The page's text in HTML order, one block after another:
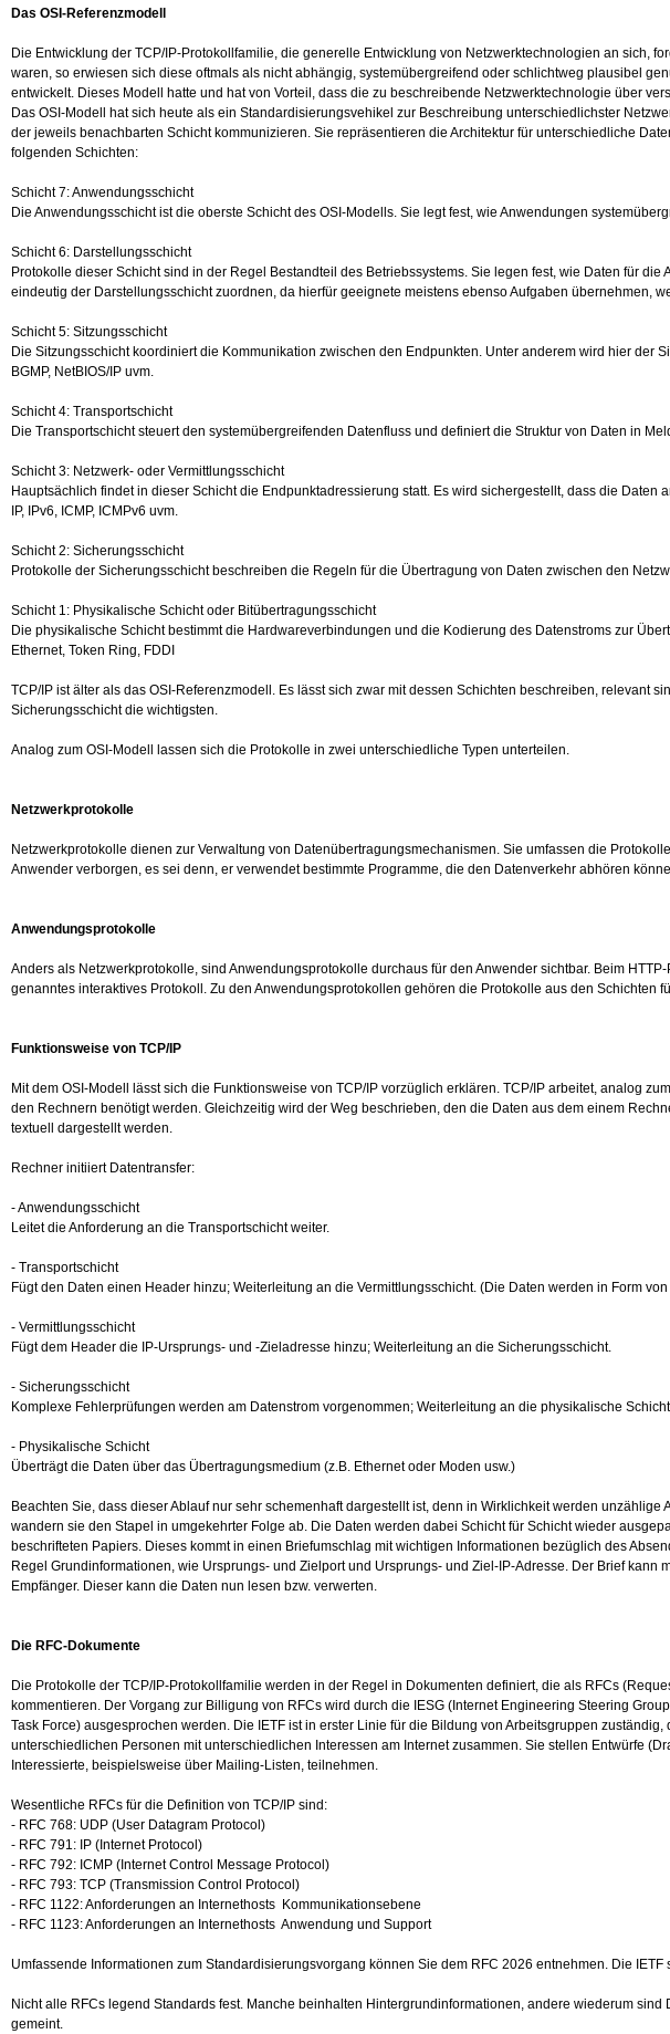
Das OSI-Referenzmodell
Die Entwicklung der TCP/IP-Protokollfamilie, die generelle Entwicklung von Netzwerktechnologien an sich,
waren, so erwiesen sich diese oftmals als nicht abhängig, systemübergreifend oder schlichtweg plausibel
entwickelt. Dieses Modell hatte und hat von Vorteil, dass die zu beschreibende Netzwerktechnologie über
Das OSI-Modell hat sich heute als ein Standardisierungsvehikel zur Beschreibung unterschiedlichster
der jeweils benachbarten Schicht kommunizieren. Sie repräsentieren die Architektur für unterschiedliche
folgenden Schichten:
Schicht 7: Anwendungsschicht
Die Anwendungsschicht ist die oberste Schicht des OSI-Modells. Sie legt fest, wie Anwendungen
Schicht 6: Darstellungsschicht
Protokolle dieser Schicht sind in der Regel Bestandteil des Betriebssystems. Sie legen fest, wie Daten für
eindeutig der Darstellungsschicht zuordnen, da hierfür geeignete meistens ebenso Aufgaben übernehmen,
Schicht 5: Sitzungsschicht
Die Sitzungsschicht koordiniert die Kommunikation zwischen den Endpunkten. Unter anderem wird hier
BGMP, NetBIOS/IP uvm.
Schicht 4: Transportschicht
Die Transportschicht steuert den systemübergreifenden Datenfluss und definiert die Struktur von Daten in
Schicht 3: Netzwerk- oder Vermittlungsschicht
Hauptsächlich findet in dieser Schicht die Endpunktadressierung statt. Es wird sichergestellt, dass die
IP, IPv6, ICMP, ICMPv6 uvm.
Schicht 2: Sicherungsschicht
Protokolle der Sicherungsschicht beschreiben die Regeln für die Übertragung von Daten zwischen den
Schicht 1: Physikalische Schicht oder Bitübertragungsschicht
Die physikalische Schicht bestimmt die Hardwareverbindungen und die Kodierung des Datenstroms zur
Ethernet, Token Ring, FDDI
TCP/IP ist älter als das OSI-Referenzmodell. Es lässt sich zwar mit dessen Schichten beschreiben, relevant
Sicherungsschicht die wichtigsten.
Analog zum OSI-Modell lassen sich die Protokolle in zwei unterschiedliche Typen unterteilen.
Netzwerkprotokolle
Netzwerkprotokolle dienen zur Verwaltung von Datenübertragungsmechanismen. Sie umfassen die
Anwender verborgen, es sei denn, er verwendet bestimmte Programme, die den Datenverkehr abhören
Anwendungsprotokolle
Anders als Netzwerkprotokolle, sind Anwendungsprotokolle durchaus für den Anwender sichtbar. Beim
genanntes interaktives Protokoll. Zu den Anwendungsprotokollen gehören die Protokolle aus den Schichten
Funktionsweise von TCP/IP
Mit dem OSI-Modell lässt sich die Funktionsweise von TCP/IP vorzüglich erklären. TCP/IP arbeitet, analog
den Rechnern benötigt werden. Gleichzeitig wird der Weg beschrieben, den die Daten aus dem einem
textuell dargestellt werden.
Rechner initiiert Datentransfer:
- Anwendungsschicht
Leitet die Anforderung an die Transportschicht weiter.
- Transportschicht
Fügt den Daten einen Header hinzu; Weiterleitung an die Vermittlungsschicht. (Die Daten werden in Form
- Vermittlungsschicht
Fügt dem Header die IP-Ursprungs- und -Zieladresse hinzu; Weiterleitung an die Sicherungsschicht.
- Sicherungsschicht
Komplexe Fehlerprüfungen werden am Datenstrom vorgenommen; Weiterleitung an die physikalische
- Physikalische Schicht
Überträgt die Daten über das Übertragungsmedium (z.B. Ethernet oder Moden usw.)
Beachten Sie, dass dieser Ablauf nur sehr schemenhaft dargestellt ist, denn in Wirklichkeit werden
wandern sie den Stapel in umgekehrter Folge ab. Die Daten werden dabei Schicht für Schicht wieder
beschrifteten Papiers. Dieses kommt in einen Briefumschlag mit wichtigen Informationen bezüglich des
Regel Grundinformationen, wie Ursprungs- und Zielport und Ursprungs- und Ziel- IP-Adresse. Der Brief kann
Empfänger. Dieser kann die Daten nun lesen bzw. verwerten.
Die RFC-Dokumente
Die Protokolle der TCP/IP-Protokollfamilie werden in der Regel in Dokumenten definiert, die als RFCs
kommentieren. Der Vorgang zur Billigung von RFCs wird durch die IESG (Internet Engineering Steering
Task Force) ausgesprochen werden. Die IETF ist in erster Linie für die Bildung von Arbeitsgruppen
unterschiedlichen Personen mit unterschiedlichen Interessen am Internet zusammen. Sie stellen Entwürfe
Interessierte, beispielsweise über Mailing-Listen, teilnehmen.
Wesentliche RFCs für die Definition von TCP/IP sind:
- RFC 768: UDP (User Datagram Protocol)
- RFC 791: IP (Internet Protocol)
- RFC 792: ICMP (Internet Control Message Protocol)
- RFC 793: TCP (Transmission Control Protocol)
- RFC 1122: Anforderungen an Internethosts  Kommunikationsebene
- RFC 1123: Anforderungen an Internethosts  Anwendung und Support
Umfassende Informationen zum Standardisierungsvorgang können Sie dem RFC 2026 entnehmen. Die IETF
Nicht alle RFCs legend Standards fest. Manche beinhalten Hintergrundinformationen, andere wiederum
gemeint.